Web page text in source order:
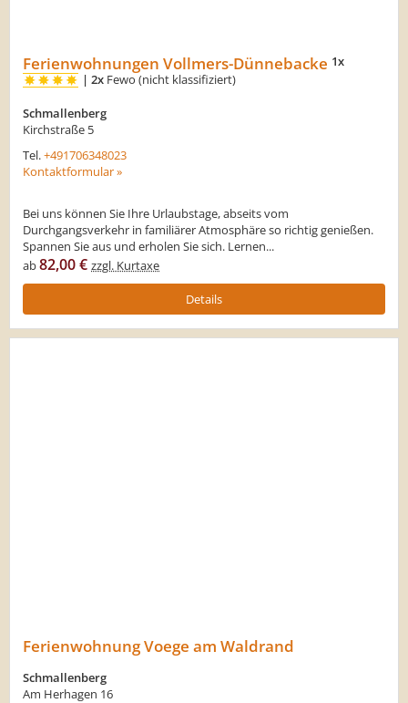
Ferienwohnungen Vollmers-Dünnebacke 1x
| 2x Fewo (nicht klassifiziert)
Schmallenberg
Kirchstraße 5
Tel.+491706348023
Kontaktformular »
Bei uns können Sie Ihre Urlaubstage, abseits vom
Durchgangsverkehr in familiärer Atmosphäre so richtig genießen.
Spannen Sie aus und erholen Sie sich. Lernen...
ab82,00 € zzgl. Kurtaxe
Details
Ferienwohnung Voege am Waldrand
Schmallenberg
Am Herhagen 16